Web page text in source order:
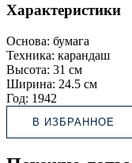
Характеристики
Основа: бумага
Техника: карандаш
Высота: 31 см
Ширина: 24.5 см
Год: 1942
В ИЗБРАННОЕ